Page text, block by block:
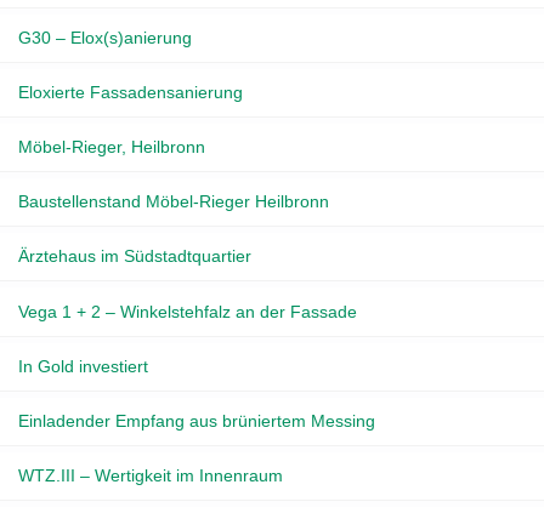
G30 – Elox(s)anierung
Eloxierte Fassadensanierung
Möbel-Rieger, Heilbronn
Baustellenstand Möbel-Rieger Heilbronn
Ärztehaus im Südstadtquartier
Vega 1 + 2 – Winkelstehfalz an der Fassade
In Gold investiert
Einladender Empfang aus brüniertem Messing
WTZ.III – Wertigkeit im Innenraum